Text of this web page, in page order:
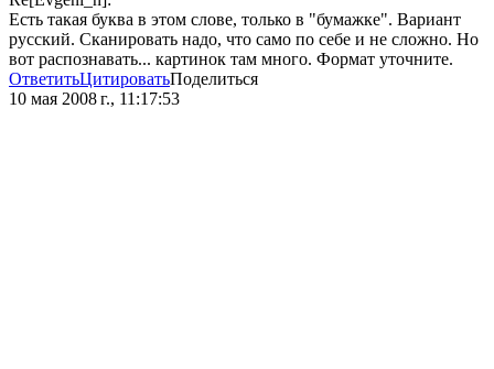
Есть такая буква в этом слове, только в "бумажке". Вариант
русский. Сканировать надо, что само по себе и не сложно. Но
вот распознавать... картинок там много. Формат уточните.
ОтветитьЦитироватьПоделиться
10 мая 2008 г., 11:17:53